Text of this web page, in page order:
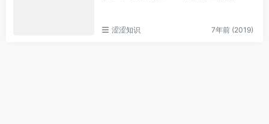
涩涩知识 7年前 (2019)